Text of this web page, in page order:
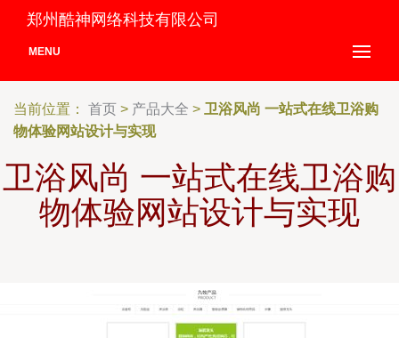
郑州酷神网络科技有限公司
MENU
当前位置： 首页 > 产品大全 > 卫浴风尚 一站式在线卫浴购
物体验网站设计与实现
卫浴风尚 一站式在线卫浴购
物体验网站设计与实现